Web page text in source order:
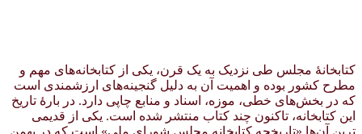
کتابخانهٔ مجلس طی نزدیک به یک قرن، یکی از کتابخانه‌های مهم و
مطرح کشور بوده و اهمیت آن به دلیل گنجینه‌های ارزشمندی است
که در بخش‌های خطی، موزه، اسناد و منابع چاپی دارد. در بارهٔ تاریخ
این کتابخانه، تاکنون چند کتاب منتشر شده است. یکی از قدیمی
ترین آن‌ها «تاریخچه کتابخانه مجلس شورای ملی» است که در بهمن